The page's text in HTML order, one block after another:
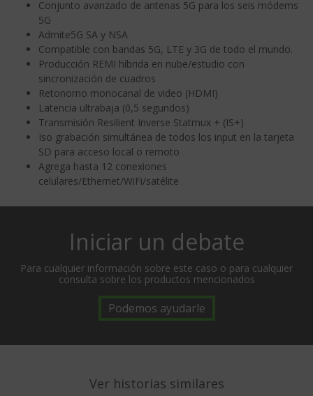
Conjunto avanzado de antenas 5G para los seis módems
5G
Admite5G SA y NSA
Compatible con bandas 5G, LTE y 3G de todo el mundo.
Producción REMI híbrida en nube/estudio con
sincronización de cuadros
Retonorno monocanal de video (HDMI)
Latencia ultrabaja (0,5 segundos)
Transmisión Resilient Inverse Statmux + (IS+)
Iso grabación simultánea de todos los input en la tarjeta
SD para acceso local o remoto
Agrega hasta 12 conexiones
celulares/Ethernet/WiFi/satélite
Iniciar un debate
Para cualquier información sobre este caso o para cualquier
consulta sobre los productos mencionados
Podemos ayudarle
Ver historias similares